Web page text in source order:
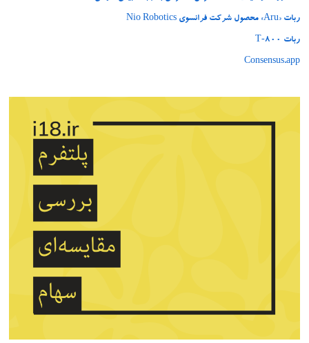
ربات «Aru» محصول شرکت فرانسوی Nio Robotics
ربات T‑800
Consensus.app